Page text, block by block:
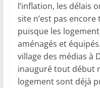
l’inflation, les délais
site n’est pas
puisque les
aménagés et
village des médias à
inauguré tout début
logement sont déjà